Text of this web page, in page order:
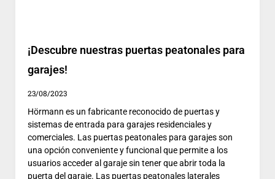
¡Descubre nuestras puertas peatonales para
garajes!
23/08/2023
Hörmann es un fabricante reconocido de puertas y
sistemas de entrada para garajes residenciales y
comerciales. Las puertas peatonales para garajes son
una opción conveniente y funcional que permite a los
usuarios acceder al garaje sin tener que abrir toda la
puerta del garaje. Las puertas peatonales laterales